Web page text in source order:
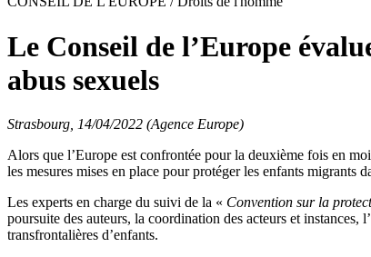
Le Conseil de l’Europe
abus sexuels
Strasbourg, 14/04/2022 (Agence Europe)
Alors que l’Europe est confrontée pour la deuxième fois en
les mesures mises en place pour protéger les enfants migrants
Les experts en charge du suivi de la « Convention sur la
poursuite des auteurs, la coordination des acteurs et instances,
transfrontalières d’enfants.